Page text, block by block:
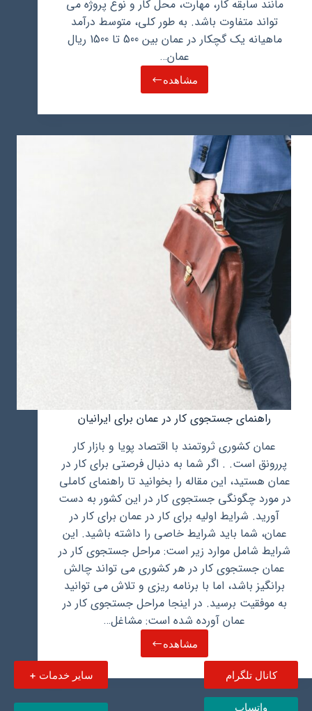
مانند سابقه کار، مهارت، محل کار و نوع پروژه می
تواند متفاوت باشد. به طور کلی، متوسط درآمد
ماهیانه یک گچکار در عمان بین 500 تا 1500 ریال
عمان…
مشاهدهدرآمد
در
و
راهنمای جستجوی کار در عمان برای ایرانیان
عمان کشوری ثروتمند با اقتصاد پویا و بازار کار
پررونق است. . اگر شما به دنبال فرصتی برای کار در
عمان هستید، این مقاله را بخوانید تا راهنمای کاملی
در مورد چگونگی جستجوی کار در این کشور به دست
آورید. شرایط اولیه برای کار در عمان برای کار در
عمان، شما باید شرایط خاصی را داشته باشید. این
شرایط شامل موارد زیر است: مراحل جستجوی کار در
عمان جستجوی کار در هر کشوری می تواند چالش
برانگیز باشد، اما با برنامه ریزی و تلاش می توانید
به موفقیت برسید. در اینجا مراحل جستجوی کار در
عمان آورده شده است: مشاغل…
مشاهدهراهنمای
کار
واتساپ
کانال تلگرام سایر خدمات +